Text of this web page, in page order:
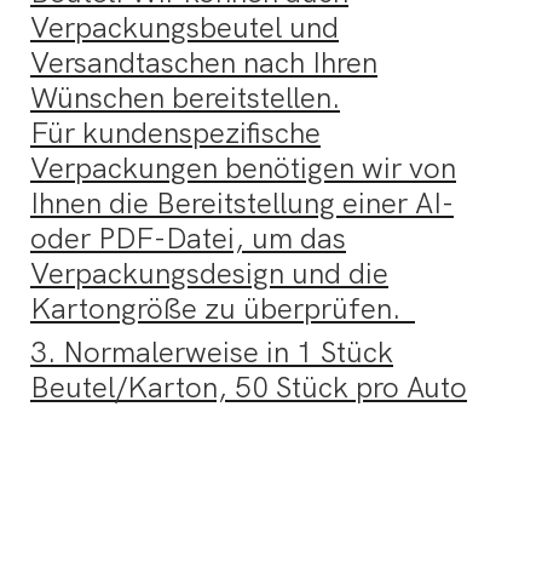
Verpackungsbeutel und
Versandtaschen nach Ihren
Wünschen bereitstellen.
Für kundenspezifische
Verpackungen benötigen wir von
Ihnen die Bereitstellung einer AI-
oder PDF-Datei, um das
Verpackungsdesign und die
Kartongröße zu überprüfen.
3. Normalerweise in 1 Stück
Beutel/Karton, 50 Stück pro Auto